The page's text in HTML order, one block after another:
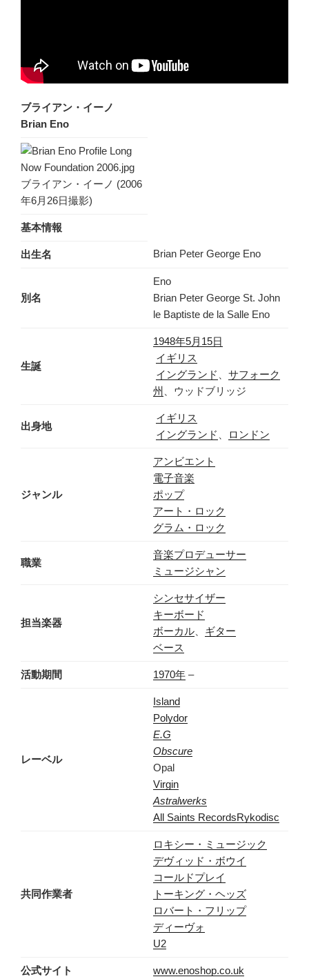
ブライアン・イーノ
Brian Eno
ブライアン・イーノ (2006
年6月26日撮影)
基本情報
出生名 Brian Peter George Eno
別名
Eno
Brian Peter George St. John
le Baptiste de la Salle Eno
生誕
1948年5月15日
イギリス
イングランド
サフォーク
州
、ウッドブリッジ
出身地
イギリス
イングランド
ロンドン
ジャンル
アンビエント
電子音楽
ポップ
アート・ロック
グラム・ロック
職業
音楽プロデューサー
ミュージシャン
担当楽器
シンセサイザー
キーボード
ボーカル、 ギター
ベース
活動期間 1970年–
レーベル
Island
Polydor
E.G
Obscure
Opal
Virgin
Astralwerks
All Saints RecordsRykodisc
共同作業者
ロキシー・ミュージック
デヴィッド・ボウイ
コールドプレイ
トーキング・ヘッズ
ロバート・フリップ
ディーヴォ
U2
公式サイト www.enoshop.co.uk